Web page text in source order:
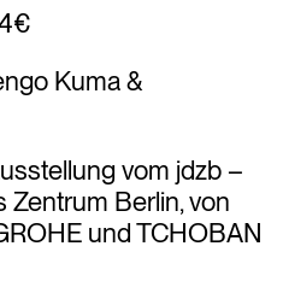
Kuma &
vom jdzb –
Berlin, von
und TCHOBAN